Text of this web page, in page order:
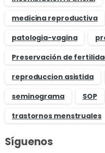
medicina reproductiva
patologia-vagina
Preservación de
reproduccion asistida
seminograma
SOP
trastornos menstruales
Síguenos